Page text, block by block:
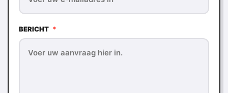
BERICHT *